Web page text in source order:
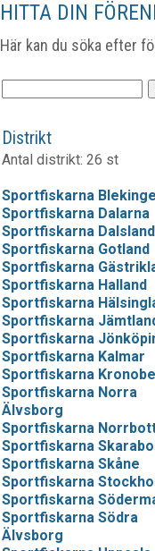
HITTA DIN
Här kan du söka efter
Distrikt
Antal distrikt: 26 st
Sportfiskarna Blekinge
Sportfiskarna Dalarna
Sportfiskarna Dalsland
Sportfiskarna Gotland
Sportfiskarna
Sportfiskarna Halland
Sportfiskarna
Sportfiskarna
Sportfiskarna
Sportfiskarna Kalmar
Sportfiskarna
Sportfiskarna Norra
Älvsborg
Sportfiskarna
Sportfiskarna
Sportfiskarna Skåne
Sportfiskarna
Sportfiskarna
Sportfiskarna Södra
Älvsborg